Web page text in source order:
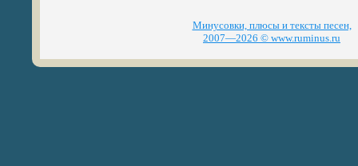
Минусовки, плюсы и тексты песен,
2007—2026 © www.ruminus.ru